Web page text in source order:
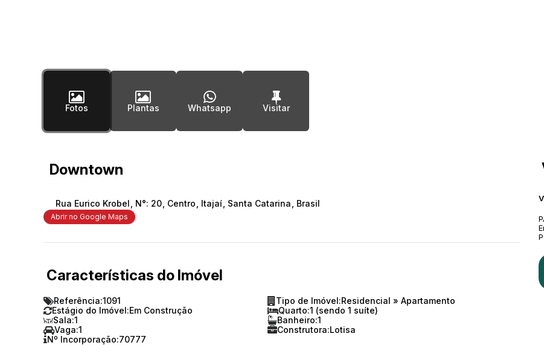
Fotos Plantas Whatsapp
Downtown
Rua Eurico Krobel N°: 20 Centro Itajaí Santa Catarina Brasil
Abrir no Google Maps
Características do Imóvel
Referência:1091 Tipo de Imóvel:Residencial » Apartamento
Estágio do Imóvel:Em Construção Quarto:1 (sendo 1 suíte)
Sala:1 Banheiro:1
Vaga:1 Construtora:Lotisa
Nº Incorporação:70777